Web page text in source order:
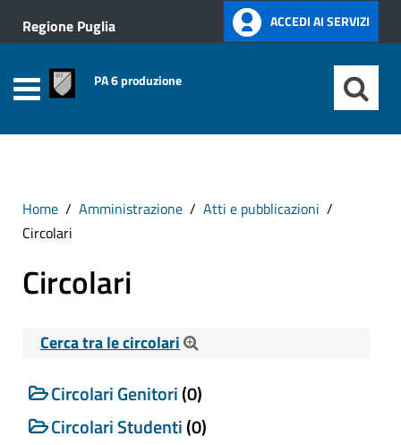
Regione Puglia ACCEDI AI SERVIZI
PA 6 produzione
Home Amministrazione
Atti e pubblicazioni
Circolari
Circolari
Cerca tra le circolari
Cerca tra le Circolari
Circolari Genitori(0)
Circolari Studenti(0)